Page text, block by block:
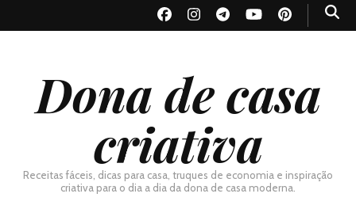
Dona de casa
criativa
Receitas fáceis, dicas para casa, truques de economia e inspiração
criativa para o dia a dia da dona de casa moderna.